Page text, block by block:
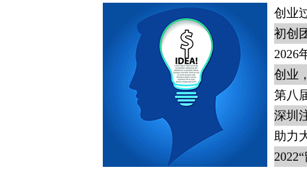
创业
初创
2026
创业
深圳
助力